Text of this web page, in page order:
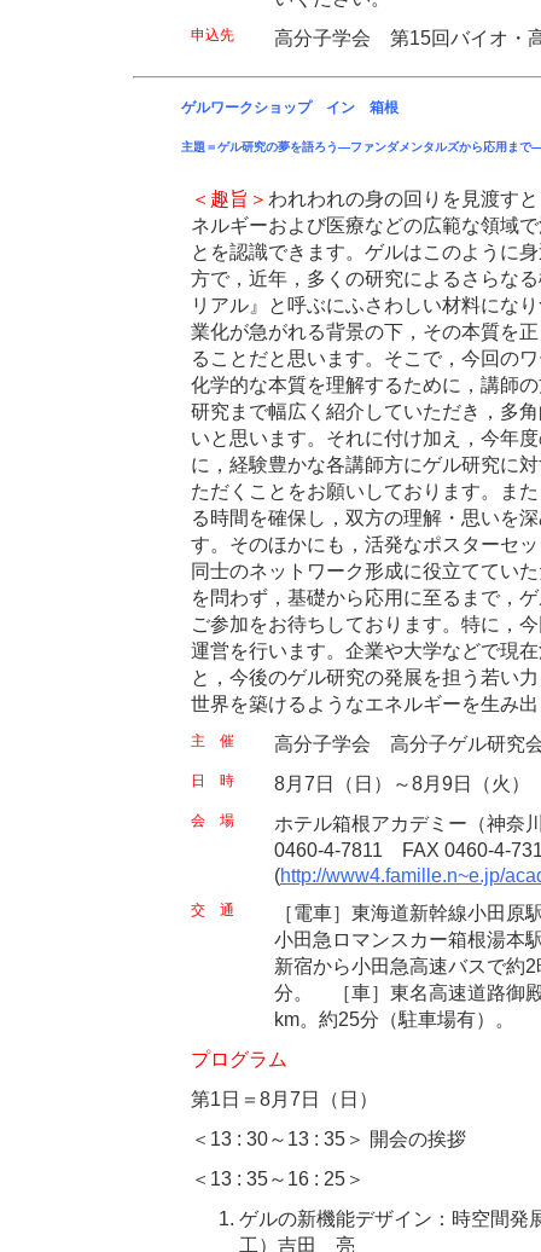
申込先 高分子学会 第15回バイオ・
ゲルワークショップ イン 箱根
主題＝ゲル研究の夢を語ろう―ファンダメンタルズから応用まで
＜趣旨＞ われわれの身の回りを見渡す
ネルギーおよび医療などの広範な領域
とを認識できます。ゲルはこのように
方で，近年，多くの研究によるさらな
リアル』と呼ぶにふさわしい材料にな
業化が急がれる背景の下，その本質を
ることだと思います。そこで，今回の
化学的な本質を理解するために，講師
研究まで幅広く紹介していただき，多
いと思います。それに付け加え，今年
に，経験豊かな各講師方にゲル研究に
ただくことをお願いしております。ま
る時間を確保し，双方の理解・思いを
す。そのほかにも，活発なポスターセ
同士のネットワーク形成に役立ててい
を問わず，基礎から応用に至るまで，
ご参加をお待ちしております。特に，
運営を行います。企業や大学などで現
と，今後のゲル研究の発展を担う若い
世界を築けるようなエネルギーを生み
主 催 高分子学会 高分子ゲル研究
日 時 8月7日（日）～8月9日（火）
会 場
ホテル箱根アカデミー（神
0460-4-7811 FAX 0460-4-
(http://www4.famille.n~e.jp/
交 通
［電車］東海道新幹線小田原
小田急ロマンスカー箱根湯
新宿から小田急高速バスで
分。 ［車］東名高速道路御
km。約25分（駐車場有）。
プログラム
第1日＝8月7日（日）
＜13 : 30～13 : 35＞ 開会の挨拶
＜13 : 35～16 : 25＞
ゲルの新機能デザイン：時空間発
工）吉田 亮